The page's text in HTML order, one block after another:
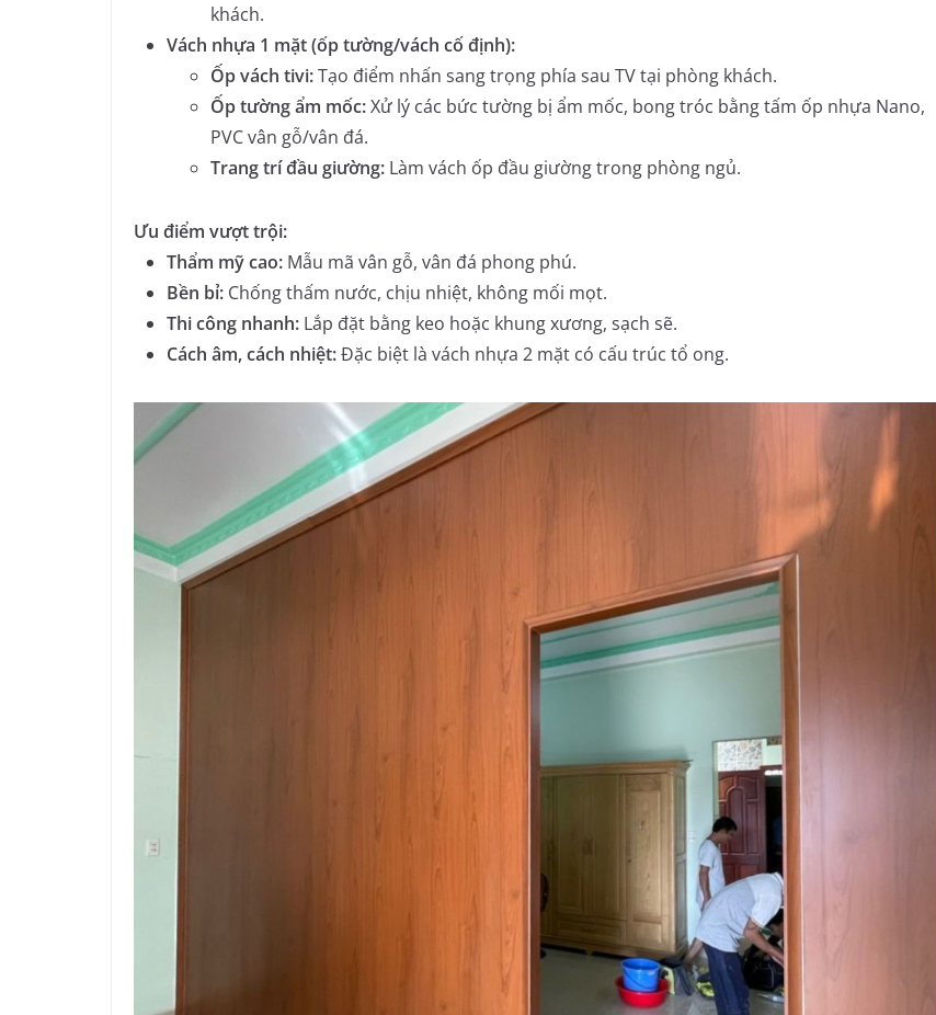
khách.
Vách nhựa 1 mặt (ốp tường/vách cố định):
Ốp vách tivi:Tạo điểm nhấn sang trọng phía sau TV tại phòng khách.
Ốp tường ẩm mốc:Xử lý các bức tường bị ẩm mốc, bong tróc bằng tấm ốp nhựa Nano,
PVC vân gỗ/vân đá.
Trang trí đầu giường: Làm vách ốp đầu giường trong phòng ngủ.
Ưu điểm vượt trội:
Thẩm mỹ cao: Mẫu mã vân gỗ, vân đá phong phú.
Bền bỉ: Chống thấm nước, chịu nhiệt, không mối mọt.
Thi công nhanh: Lắp đặt bằng keo hoặc khung xương, sạch sẽ.
Cách âm, cách nhiệt:Đặc biệt là vách nhựa 2 mặt có cấu trúc tổ ong.